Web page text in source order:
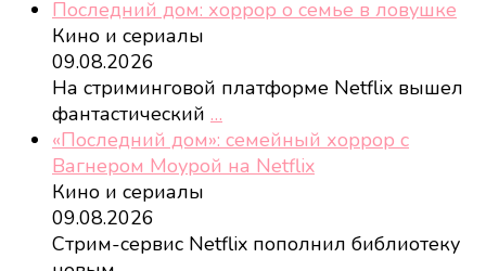
Последний дом: хоррор о семье в ловушке
Кино и сериалы
09.08.2026
На стриминговой платформе Netflix вышел
фантастический …
«Последний дом»: семейный хоррор с
Вагнером Моурой на Netflix
Кино и сериалы
09.08.2026
Стрим-сервис Netflix пополнил библиотеку